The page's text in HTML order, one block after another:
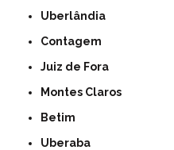
Uberlândia
Contagem
Juiz de Fora
Montes Claros
Betim
Uberaba